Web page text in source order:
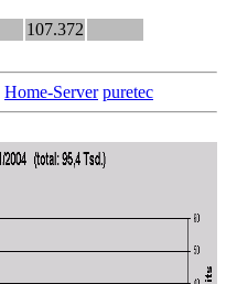
107.372
Home-Server puretec